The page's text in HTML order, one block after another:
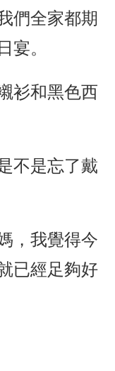
們全家都期
宴。
衫和黑色西
不是忘了戴
，我覺得今
已經足夠好